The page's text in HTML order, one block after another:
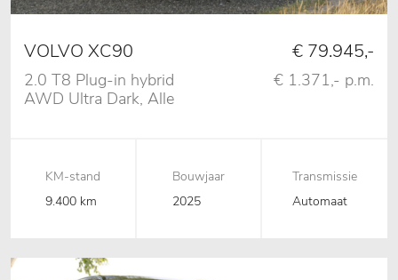
VOLVO XC90
2.0 T8 Plug-in hybrid
AWD Ultra Dark, Alle
€ 79.945,-
€ 1.371,- p.m.
KM-stand
9.400 km
Bouwjaar
2025
Transmissie
Automaat